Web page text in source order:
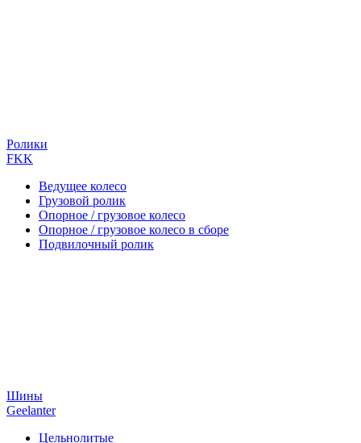
Ролики
FKK
Ведущее колесо
Грузовой ролик
Опорное / грузовое колесо
Опорное / грузовое колесо в сборе
Подвилочный ролик
Шины
Geelanter
Цельнолитые